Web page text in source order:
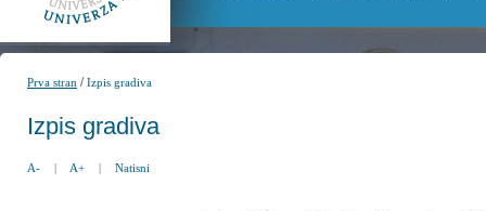
Prva stran /Izpis gradiva
Izpis gradiva
A- | A+ | Natisni